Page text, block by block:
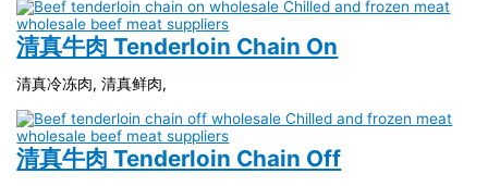
清真牛肉 Tenderloin Chain On
清真冷冻肉, 清真鲜肉,
清真牛肉 Tenderloin Chain Off